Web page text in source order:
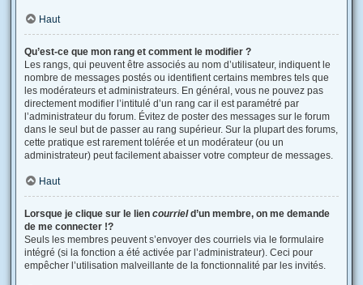
Haut
Qu’est-ce que mon rang et comment le modifier ?
Les rangs, qui peuvent être associés au nom d’utilisateur, indiquent le
nombre de messages postés ou identifient certains membres tels que
les modérateurs et administrateurs. En général, vous ne pouvez pas
directement modifier l’intitulé d’un rang car il est paramétré par
l’administrateur du forum. Évitez de poster des messages sur le forum
dans le seul but de passer au rang supérieur. Sur la plupart des forums,
cette pratique est rarement tolérée et un modérateur (ou un
administrateur) peut facilement abaisser votre compteur de messages.
Haut
Lorsque je clique sur le lien courrield’un membre, on me demande
de me connecter !?
Seuls les membres peuvent s’envoyer des courriels via le formulaire
intégré (si la fonction a été activée par l’administrateur). Ceci pour
empêcher l’utilisation malveillante de la fonctionnalité par les invités.